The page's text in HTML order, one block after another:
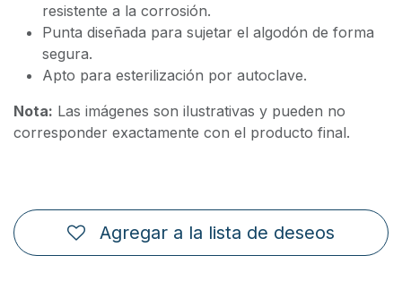
resistente a la corrosión.
Punta diseñada para sujetar el algodón de forma
segura.
Apto para esterilización por autoclave.
Nota: Las imágenes son ilustrativas y pueden no
corresponder exactamente con el producto final.
Agregar a la lista de deseos